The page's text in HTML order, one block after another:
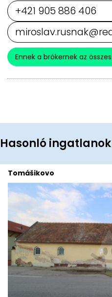
+421 905 886 406
Ennek a brókernek az
Hasonló ingatlanok
Tomášikovo